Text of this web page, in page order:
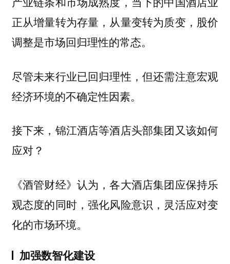
正从增量转为存量，从量变转为质变，股价
调整是市场回归理性的常态。
尽管未来行业已回归理性，但还需注意宏观
经济环境的不确定性因素。
接下来，锦江酒店等酒店头部集团又该如何
应对？
《酒管财经》认为，各大酒店集团应保持乐
观态度的同时，强化风险意识，灵活应对变
化的市场环境。
加强数智化建设